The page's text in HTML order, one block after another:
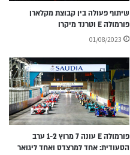
שיתוף פעולה בין קבוצת מקלארן
פורמולה E וטרנד מיקרו
01/08/2023
פורמולה E עונה 7 מרוץ 1-2 ערב
הסעודית: אחד למרצדס ואחד ליגואר